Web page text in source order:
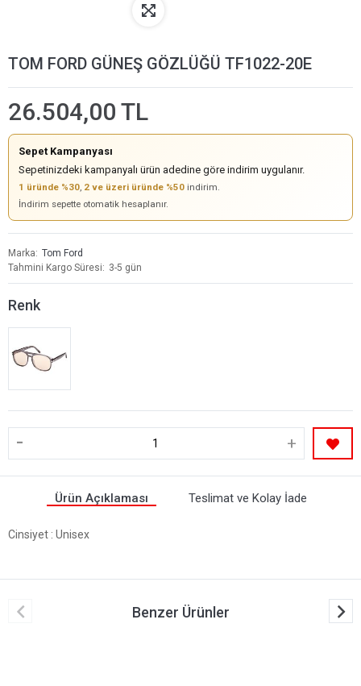
TOM FORD GÜNEŞ GÖZLÜĞÜ TF1022-20E
26.504,00 TL
Sepet Kampanyası
Sepetinizdeki kampanyalı ürün adedine göre indirim uygulanır.
1 üründe %30, 2 ve üzeri üründe %50 indirim.
İndirim sepette otomatik hesaplanır.
Marka
Tom Ford
Tahmini Kargo Süresi
3-5 gün
Renk
- +
Ürün Açıklaması Teslimat ve Kolay İade
Cinsiyet : Unisex
Benzer Ürünler